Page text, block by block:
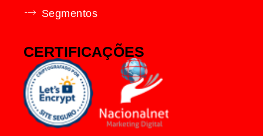
Segmentos
CERTIFICAÇÕES